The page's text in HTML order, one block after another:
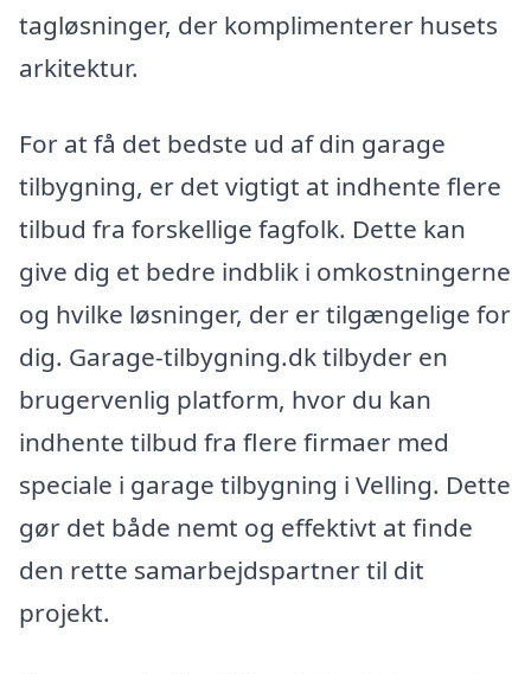
tagløsninger, der komplimenterer husets
arkitektur.
For at få det bedste ud af din garage
tilbygning, er det vigtigt at indhente flere
tilbud fra forskellige fagfolk. Dette kan
give dig et bedre indblik i omkostningerne
og hvilke løsninger, der er tilgængelige for
dig. Garage-tilbygning.dk tilbyder en
brugervenlig platform, hvor du kan
indhente tilbud fra flere firmaer med
speciale i garage tilbygning i Velling. Dette
gør det både nemt og effektivt at finde
den rette samarbejdspartner til dit
projekt.